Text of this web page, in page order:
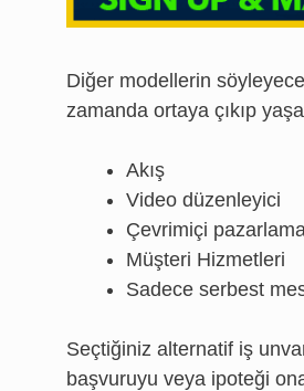
Diğer modellerin
zamanda ortaya çıkıp
Akış
Video düzenleyici
Çevrimiçi pazarlama
Müşteri Hizmetleri
Sadece serbest
Seçtiğiniz alternatif iş
başvuruyu veya ipoteği